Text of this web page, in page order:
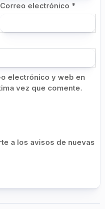
Correo electrónico *
electrónico y web en
vez que comente.
a los avisos de nuevas